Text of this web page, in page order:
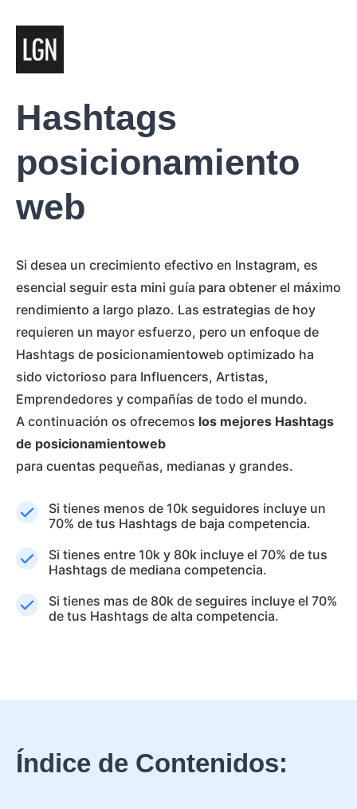
Hashtags
posicionamiento
web
Si desea un crecimiento efectivo en Instagram, es
esencial seguir esta mini guía para obtener el máximo
rendimiento a largo plazo. Las estrategias de hoy
requieren un mayor esfuerzo, pero un enfoque de
Hashtags de posicionamientoweb optimizado ha
sido victorioso para Influencers, Artistas,
Emprendedores y compañías de todo el mundo.
A continuación os ofrecemos los mejores Hashtags
de posicionamientoweb
para cuentas pequeñas, medianas y grandes.
Si tienes menos de 10k seguidores incluye un
70% de tus Hashtags de baja competencia.
Si tienes entre 10k y 80k incluye el 70% de tus
Hashtags de mediana competencia.
Si tienes mas de 80k de seguires incluye el 70%
de tus Hashtags de alta competencia.
Índice de Contenidos: